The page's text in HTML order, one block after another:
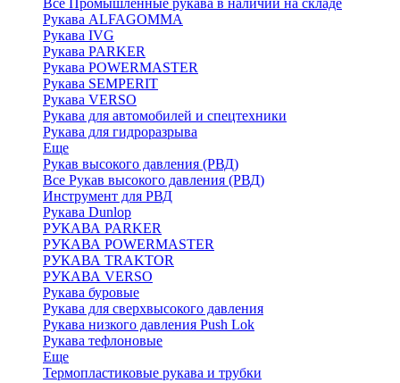
Все Промышленные рукава в наличии на складе
Рукава ALFAGOMMA
Рукава IVG
Рукава PARKER
Рукава POWERMASTER
Рукава SEMPERIT
Рукава VERSO
Рукава для автомобилей и спецтехники
Рукава для гидроразрыва
Еще
Рукав высокого давления (РВД)
Все Рукав высокого давления (РВД)
Инструмент для РВД
Рукава Dunlop
РУКАВА PARKER
РУКАВА POWERMASTER
РУКАВА TRAKTOR
РУКАВА VERSO
Рукава буровые
Рукава для сверхвысокого давления
Рукава низкого давления Push Lok
Рукава тефлоновые
Еще
Термопластиковые рукава и трубки